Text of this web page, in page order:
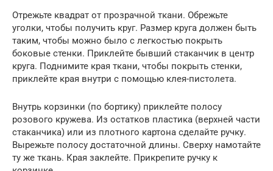
Отрежьте квадрат от прозрачной ткани. Обрежьте
уголки, чтобы получить круг. Размер круга должен быть
таким, чтобы можно было с легкостью покрыть
боковые стенки. Приклейте бывший стаканчик в центр
круга. Поднимите края ткани, чтобы покрыть стенки,
приклейте края внутри с помощью клея-пистолета.
Внутрь корзинки (по бортику) приклейте полосу
розового кружева. Из остатков пластика (верхней части
стаканчика) или из плотного картона сделайте ручку.
Вырежьте полосу достаточной длины. Сверху намотайте
ту же ткань. Края заклейте. Прикрепите ручку к